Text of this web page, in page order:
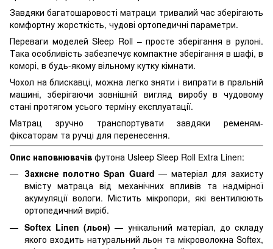
Завдяки багатошаровості матраци тривалий час зберігають
комфортну жорсткість, чудові ортопедичні параметри.
Переваги моделей Sleep Roll – просте зберігання в рулоні.
Така особливість забезпечує компактне зберігання в шафі, в
коморі, в будь-якому вільному кутку кімнати.
Чохол на блискавці, можна легко зняти і випрати в пральній
машині, зберігаючи зовнішній вигляд виробу в чудовому
стані протягом усього терміну експлуатації.
Матрац зручно транспортувати завдяки ременям-
фіксаторам та ручці для перенесення.
Опис наповнювачів футона Usleep Sleep Roll Extra Linen:
Захисне полотно Span Guard — матеріал для захисту
вмісту матраца від механічних впливів та надмірної
акумуляції вологи. Містить мікропори, які вентилюють
ортопедичний виріб.
Softex Linen (льон) — унікальний матеріал, до складу
якого входить натуральний льон та мікроволокна Softex,